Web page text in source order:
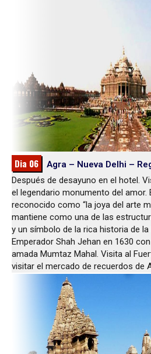
Dia 06
Agra – Nueva Delhi –
Después de desayuno en el hotel.
el legendario monumento del amor.
reconocido como “la joya del arte
mantiene como una de las
y un símbolo de la rica historia de
Emperador Shah Jehan en 1630
amada Mumtaz Mahal. Visita al
visitar el mercado de recuerdos de